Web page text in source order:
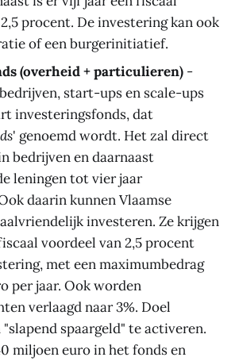
procent. De investering kan ook
of een burgerinitiatief.
(overheid + particulieren) -
start-ups en scale-ups
investeringsfonds, dat
' genoemd wordt. Het zal direct
bedrijven en daarnaast
leningen tot vier jaar
daarin kunnen Vlaamse
investeren. Ze krijgen
voordeel van 2,5 procent
met een maximumbedrag
per jaar. Ook worden
verlaagd naar 3%. Doel
spaargeld" te activeren.
miljoen euro in het fonds en